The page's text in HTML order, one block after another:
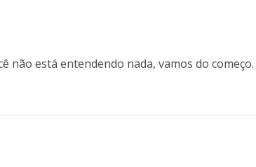
não está entendendo nada, vamos do começo.